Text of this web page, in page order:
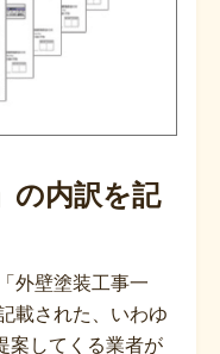
の内訳を記
外壁塗装工事一
載された、いわゆ
案してくる業者が